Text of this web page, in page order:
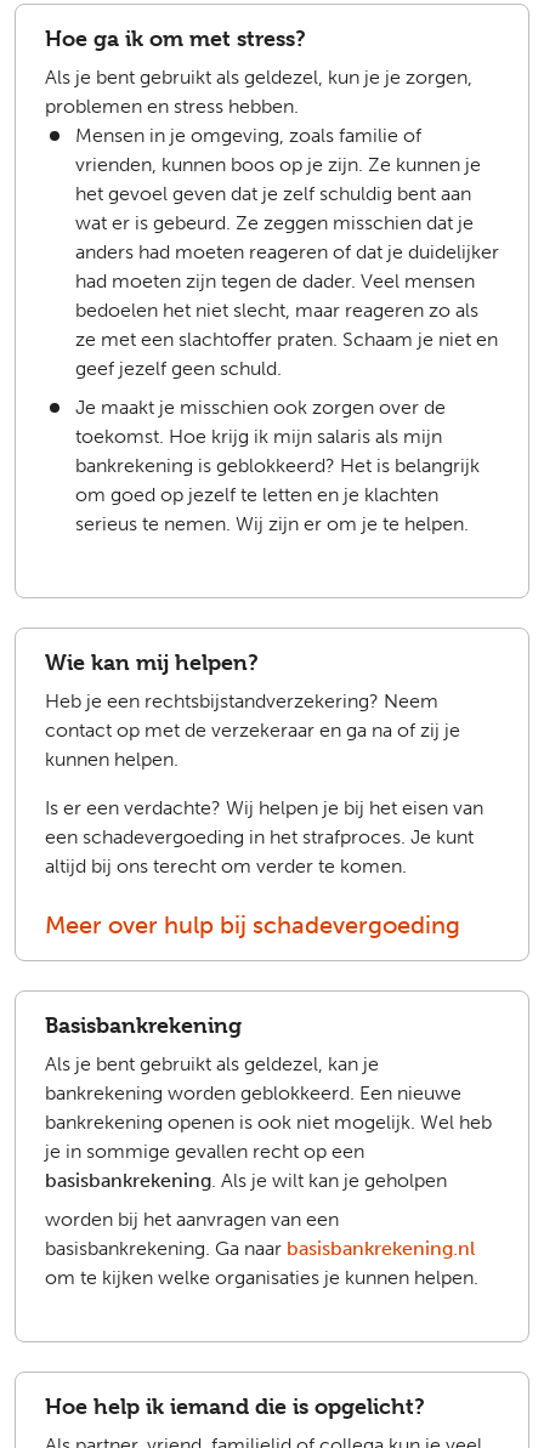
Hoe ga ik om met stress?
Als je bent gebruikt als geldezel, kun je je zorgen,
problemen en stress hebben.
Mensen in je omgeving, zoals familie of
vrienden, kunnen boos op je zijn. Ze kunnen je
het gevoel geven dat je zelf schuldig bent aan
wat er is gebeurd. Ze zeggen misschien dat je
anders had moeten reageren of dat je duidelijker
had moeten zijn tegen de dader. Veel mensen
bedoelen het niet slecht, maar reageren zo als
ze met een slachtoffer praten. Schaam je niet en
geef jezelf geen schuld.
Je maakt je misschien ook zorgen over de
toekomst. Hoe krijg ik mijn salaris als mijn
bankrekening is geblokkeerd? Het is belangrijk
om goed op jezelf te letten en je klachten
serieus te nemen. Wij zijn er om je te helpen.
Wie kan mij helpen?
Heb je een rechtsbijstandverzekering? Neem
contact op met de verzekeraar en ga na of zij je
kunnen helpen.
Is er een verdachte? Wij helpen je bij het eisen van
een schadevergoeding in het strafproces. Je kunt
altijd bij ons terecht om verder te komen.
Meer over hulp bij schadevergoeding
Basisbankrekening
Als je bent gebruikt als geldezel, kan je
bankrekening worden geblokkeerd. Een nieuwe
bankrekening openen is ook niet mogelijk. Wel heb
je in sommige gevallen recht op een
basisbankrekening. Als je wilt kan je geholpen
worden bij het aanvragen van een
basisbankrekening. Ga naar basisbankrekening.nl
om te kijken welke organisaties je kunnen helpen.
Hoe help ik iemand die is opgelicht?